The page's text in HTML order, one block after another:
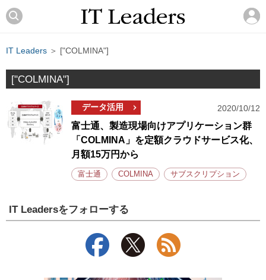
IT Leaders ＞ ["COLMINA"]
["COLMINA"]
データ活用 2020/10/12
富士通、製造現場向けアプリケーション群
「COLMINA」を定額クラウドサービス化、
月額15万円から
富士通 COLMINA サブスクリプション
IT Leadersをフォローする